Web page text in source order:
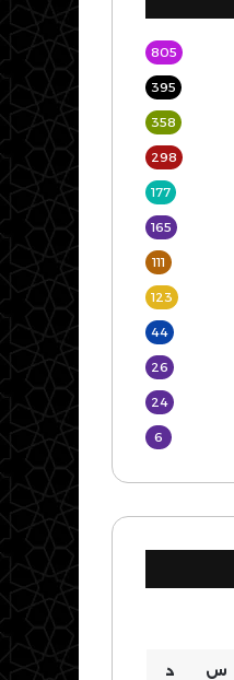
805
395
358
298
177
165
111
123
44
26
24
6
س د